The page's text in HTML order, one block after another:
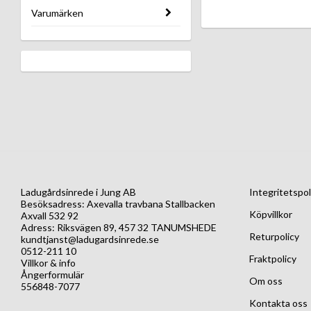
Varumärken
Ladugårdsinrede i Jung AB
Besöksadress: Axevalla travbana Stallbacken
Axvall 532 92
Adress: Riksvägen 89, 457 32 TANUMSHEDE
kundtjanst@ladugardsinrede.se
0512-211 10
Villkor & info
Ångerformulär
556848-7077
Köpvillkor
Returpolicy
Fraktpolicy
Om oss
Kontakta oss